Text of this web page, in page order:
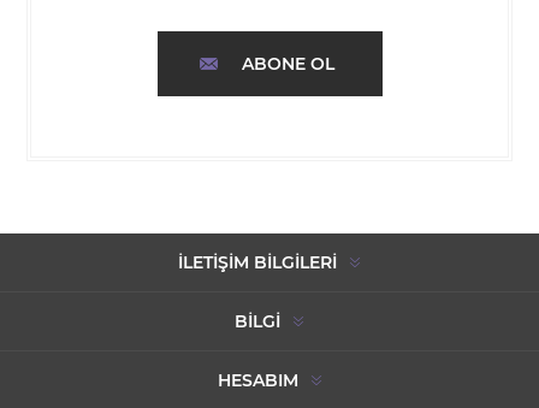
ABONE OL
İLETIŞIM BILGILERI
BILGI
HESABIM